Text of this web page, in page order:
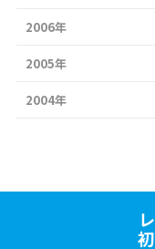
2006年
2005年
2004年